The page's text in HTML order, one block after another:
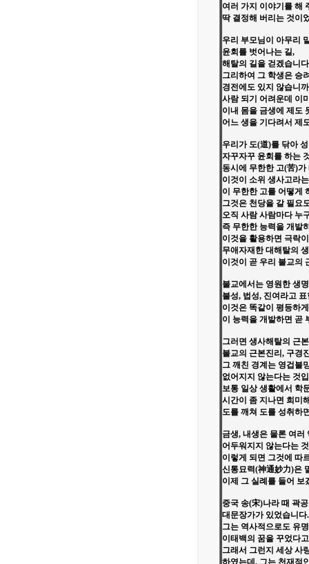
여러 가지 이야기를 해
딱 결정해 버리는 것이
우리 부모님이 아무리
윤회를 벗어나는 길,
해탈의 길을 걷겠습니
그리하여 그 학생은 승
경전에도 있지 않습니
사람 되기 어려운데 이
이내 몸을 금생에 제도
어느 생을 기다려서 제
우리가 도(道)를 닦아
자꾸자꾸 윤회를 하는
동시에 무한한 고(苦)
이것이 소위 생사고라
이 무한한 고를 어떻게
그것은 천당을 갈 필요
오직 사람 사람마다 누
즉 무한한 능력을 개발
이것을 활용하면 극락
무애자재한 대해탈의
이것이 곧 우리 불교의
불교에서는 영원한 생
불성, 법성, 진여라고
이것은 똑같이 평등하
이 능력을 개발하면 곧
그러면 생사해탈의 근
불교의 근본진리, 구경
그 깨친 경계는 영겁불
없어지지 않는다는 것
보통 일상 생활에서 학
시간이 좀 지나면 희미
도를 깨쳐 도를 성취하
금생, 내생은 물론 여러
어두워지지 않는다는
이렇게 되면 그것에 따
신통묘력(神通妙力)은
이제 그 실례를 들어 보
중국 송(宋)나라 때 곽
대문장가가 있었습니다.
그는 역사적으로도 유
이태백의 꿈을 꾸었다
그래서 그런지 세상 사
하였는데, 그는 천재적